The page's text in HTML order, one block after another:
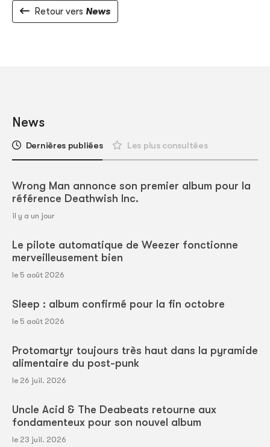
Retour vers News
News
Dernières publiées Les plus consultées
Wrong Man annonce son premier album pour la
référence Deathwish Inc.
il y a un jour
Le pilote automatique de Weezer fonctionne
merveilleusement bien
le 5 août 2026
Sleep : album confirmé pour la fin octobre
le 5 août 2026
Protomartyr toujours très haut dans la pyramide
alimentaire du post-punk
le 26 juil. 2026
Uncle Acid & The Deabeats retourne aux
fondamenteux pour son nouvel album
le 23 juil. 2026